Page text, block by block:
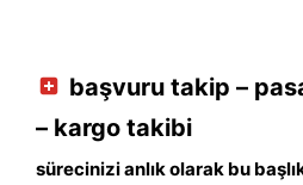
başvuru takip –
– kargo takibi
sürecinizi anlık olarak bu